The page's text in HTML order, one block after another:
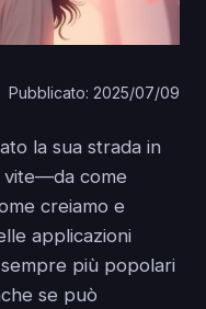
Pubblicato: 2025/07/09
la sua strada in
vite—da come
creiamo e
applicazioni
più popolari
se può